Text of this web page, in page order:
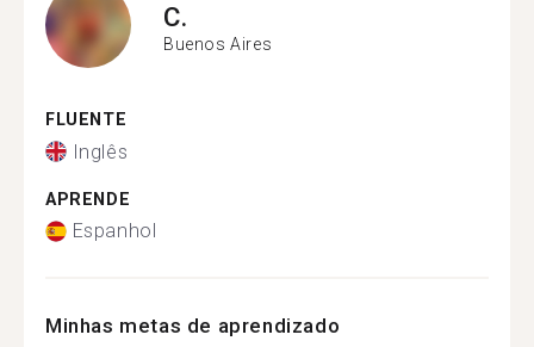
C.
Buenos Aires
FLUENTE
Inglês
APRENDE
Espanhol
Minhas metas de aprendizado